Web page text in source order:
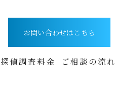
お問い合わせはこちら
探偵調査料金 ご相談の流れ